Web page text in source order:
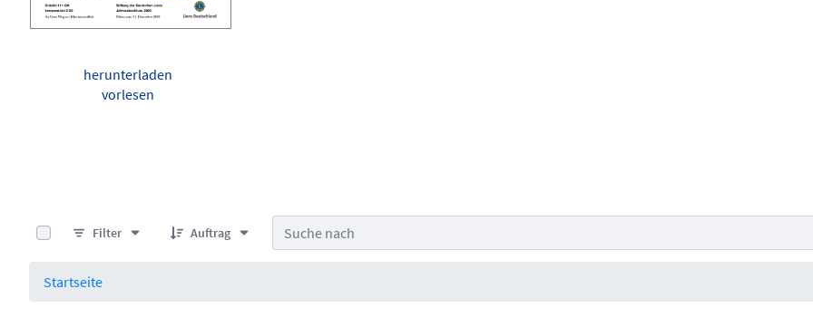
herunterladen
vorlesen
Filter
Auftrag
Startseite